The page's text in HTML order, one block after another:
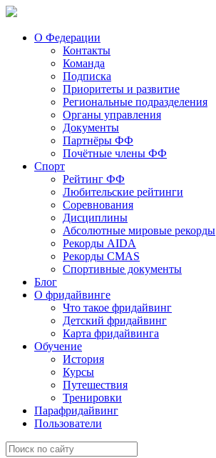
О Федерации
Контакты
Команда
Подписка
Приоритеты и развитие
Региональные подразделения
Органы управления
Документы
Партнёры ФФ
Почётные члены ФФ
Спорт
Рейтинг ФФ
Любительские рейтинги
Соревнования
Дисциплины
Абсолютные мировые рекорды
Рекорды AIDA
Рекорды CMAS
Спортивные документы
Блог
О фридайвинге
Что такое фридайвинг
Детский фридайвинг
Карта фридайвинга
Обучение
История
Курсы
Путешествия
Тренировки
Парафридайвинг
Пользователи